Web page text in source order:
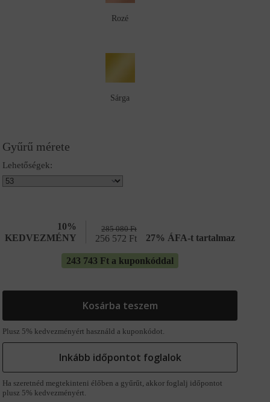
Rozé
Sárga
Gyűrű mérete
Lehetőségek:
10%
KEDVEZMÉNY
285 080Ft
256 572 Ft 27% ÁFA-t tartalmaz
243 743 Ft a kuponkóddal
Kosárba teszem
Plusz 5% kedvezményért használd a kuponkódot.
Inkább időpontot foglalok
Ha szeretnéd megtekinteni élőben a gyűrűt, akkor foglalj időpontot
plusz 5% kedvezményért.